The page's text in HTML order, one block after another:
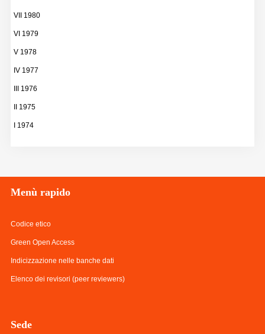
VII 1980
VI 1979
V 1978
IV 1977
III 1976
II 1975
I 1974
Menù rapido
Codice etico
Green Open Access
Indicizzazione nelle banche dati
Elenco dei revisori (peer reviewers)
Sede